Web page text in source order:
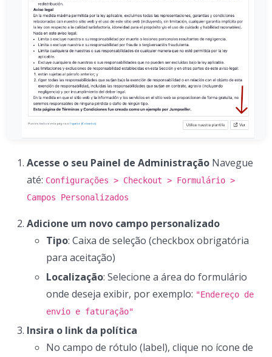
Acesse o seu Painel de Administração Navegue
até: Configurações > Checkout > Formulário >
Campos Personalizados
Adicione um novo campo personalizado
Tipo: Caixa de seleção (checkbox obrigatória
para aceitação)
Localização: Selecione a área do formulário
onde deseja exibir, por exemplo: "Endereço de
envio e faturação"
Insira o link da política
No campo de rótulo (label), clique no ícone de